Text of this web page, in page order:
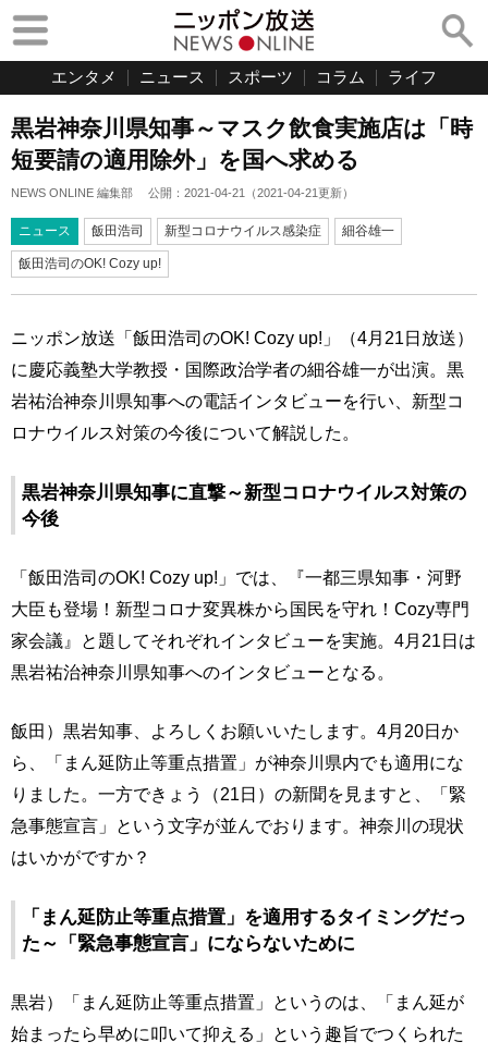
エンタメ ニュース スポーツ コラム ライフ
黒岩神奈川県知事～マスク飲食実施店は「時
短要請の適用除外」を国へ求める
NEWS ONLINE 編集部 公開： 2021-04-21 （2021-04-21更新）
ニュース 飯田浩司 新型コロナウイルス感染症 細谷雄一
飯田浩司のOK! Cozy up!
ニッポン放送「飯田浩司のOK! Cozy up!」（4月21日放送）
に慶応義塾大学教授・国際政治学者の細谷雄一が出演。黒
岩祐治神奈川県知事への電話インタビューを行い、新型コ
ロナウイルス対策の今後について解説した。
黒岩神奈川県知事に直撃～新型コロナウイルス対策の
今後
「飯田浩司のOK! Cozy up!」では、『一都三県知事・河野
大臣も登場！新型コロナ変異株から国民を守れ！Cozy専門
家会議』と題してそれぞれインタビューを実施。4月21日は
黒岩祐治神奈川県知事へのインタビューとなる。
飯田）黒岩知事、よろしくお願いいたします。4月20日か
ら、「まん延防止等重点措置」が神奈川県内でも適用にな
りました。一方できょう（21日）の新聞を見ますと、「緊
急事態宣言」という文字が並んでおります。神奈川の現状
はいかがですか？
「まん延防止等重点措置」を適用するタイミングだっ
た～「緊急事態宣言」にならないために
黒岩）「まん延防止等重点措置」というのは、「まん延が
始まったら早めに叩いて抑える」という趣旨でつくられた